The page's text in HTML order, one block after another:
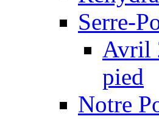
Serre-
Avril
pied
Notre